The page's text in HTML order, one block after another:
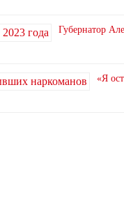
Губернатор
«Я